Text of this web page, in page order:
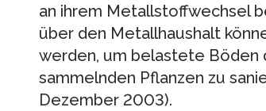
an ihrem Metallstoffwechsel
über den Metallhaushalt
werden, um belastete Böden
sammelnden Pflanzen zu
Dezember 2003).